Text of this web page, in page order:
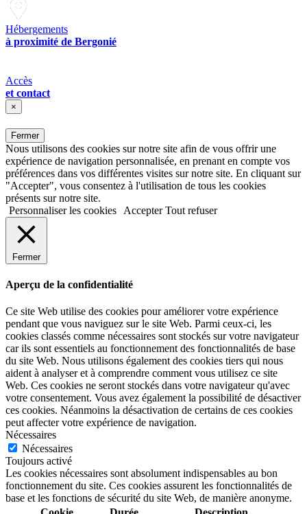
Hébergements
à proximité de Bergonié
Accès
et contact
×
Fermer
Nous utilisons des cookies sur notre site afin de vous offrir une
expérience de navigation personnalisée, en prenant en compte vos
préférences dans vos différentes visites sur notre site. En cliquant sur
"Accepter", vous consentez à l'utilisation de tous les cookies
présents sur notre site.
Personnaliser les cookies
Accepter Tout refuser
Fermer
Aperçu de la confidentialité
Ce site Web utilise des cookies pour améliorer votre expérience
pendant que vous naviguez sur le site Web. Parmi ceux-ci, les
cookies classés comme nécessaires sont stockés sur votre navigateur
car ils sont essentiels au fonctionnement des fonctionnalités de base
du site Web. Nous utilisons également des cookies tiers qui nous
aident à analyser et à comprendre comment vous utilisez ce site
Web. Ces cookies ne seront stockés dans votre navigateur qu'avec
votre consentement. Vous avez également la possibilité de désactiver
ces cookies. Néanmoins la désactivation de certains de ces cookies
peut affecter votre expérience de navigation.
Nécessaires
Nécessaires
Toujours activé
Les cookies nécessaires sont absolument indispensables au bon
fonctionnement du site. Ces cookies assurent les fonctionnalités de
base et les fonctions de sécurité du site Web, de manière anonyme.